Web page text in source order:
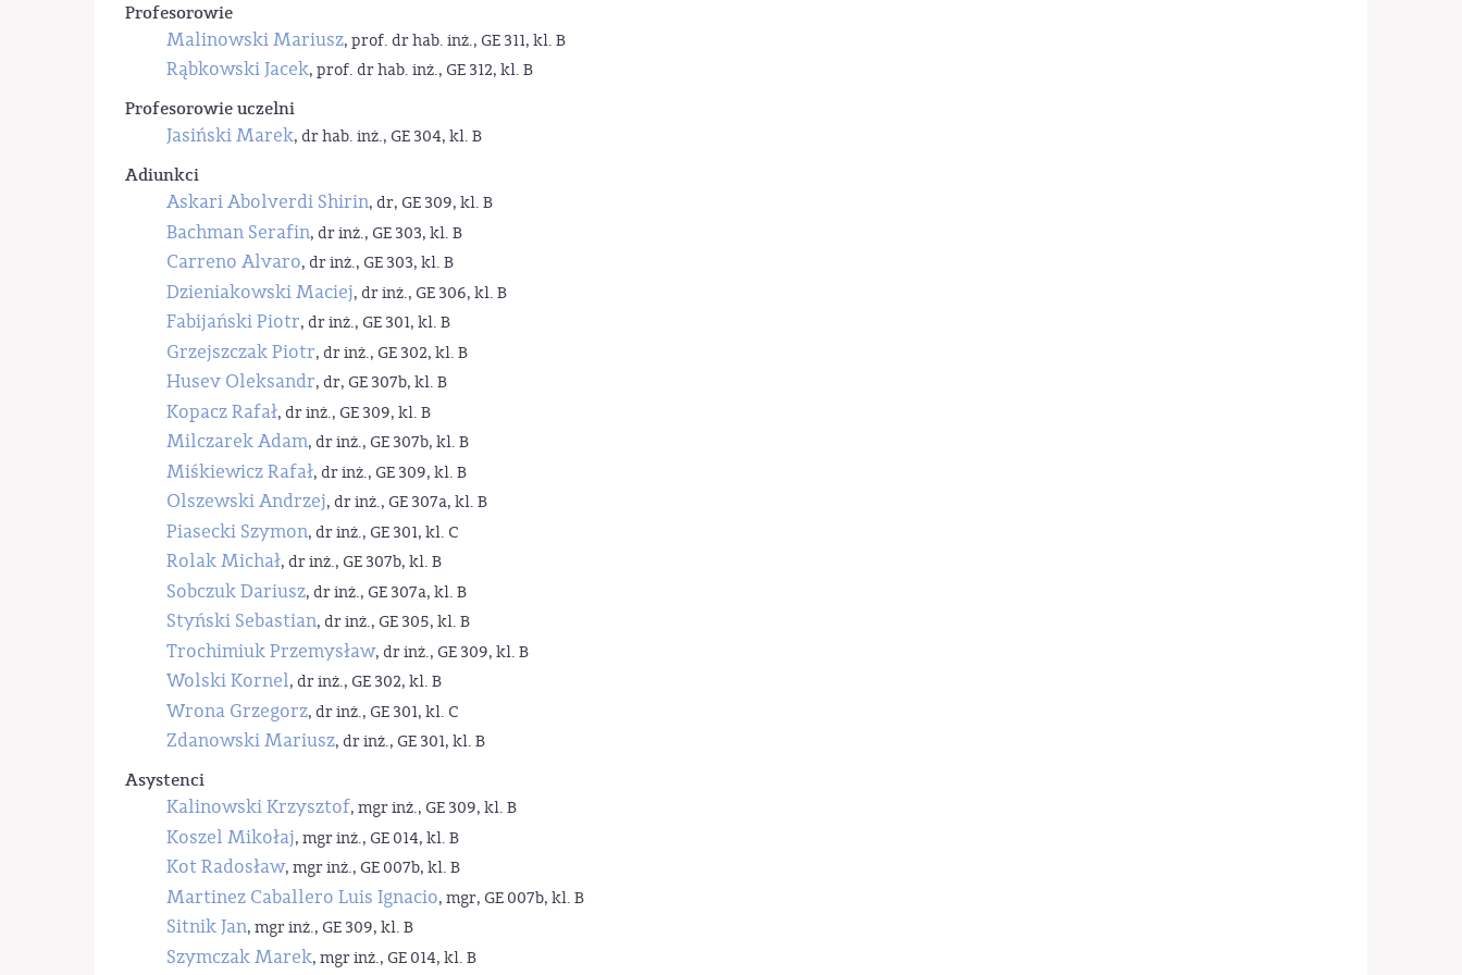
Profesorowie
Malinowski Mariusz, prof. dr hab. inż., GE 311, kl. B
Rąbkowski Jacek, prof. dr hab. inż., GE 312, kl. B
Profesorowie uczelni
Jasiński Marek, dr hab. inż., GE 304, kl. B
Adiunkci
Askari Abolverdi Shirin, dr, GE 309, kl. B
Bachman Serafin, dr inż., GE 303, kl. B
Carreno Alvaro, dr inż., GE 303, kl. B
Dzieniakowski Maciej, dr inż., GE 306, kl. B
Fabijański Piotr, dr inż., GE 301, kl. B
Grzejszczak Piotr, dr inż., GE 302, kl. B
Husev Oleksandr, dr, GE 307b, kl. B
Kopacz Rafał, dr inż., GE 309, kl. B
Milczarek Adam, dr inż., GE 307b, kl. B
Miśkiewicz Rafał, dr inż., GE 309, kl. B
Olszewski Andrzej, dr inż., GE 307a, kl. B
Piasecki Szymon, dr inż., GE 301, kl. C
Rolak Michał, dr inż., GE 307b, kl. B
Sobczuk Dariusz, dr inż., GE 307a, kl. B
Styński Sebastian, dr inż., GE 305, kl. B
Trochimiuk Przemysław, dr inż., GE 309, kl. B
Wolski Kornel, dr inż., GE 302, kl. B
Wrona Grzegorz, dr inż., GE 301, kl. C
Zdanowski Mariusz, dr inż., GE 301, kl. B
Asystenci
Kalinowski Krzysztof, mgr inż., GE 309, kl. B
Koszel Mikołaj, mgr inż., GE 014, kl. B
Kot Radosław, mgr inż., GE 007b, kl. B
Martinez Caballero Luis Ignacio, mgr, GE 007b, kl. B
Sitnik Jan, mgr inż., GE 309, kl. B
Szymczak Marek, mgr inż., GE 014, kl. B